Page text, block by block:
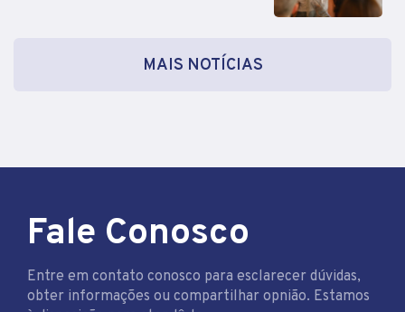
MAIS NOTÍCIAS
Fale Conosco
Entre em contato conosco para esclarecer dúvidas,
obter informações ou compartilhar opnião. Estamos